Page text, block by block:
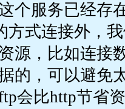
个服务已经存
方式连接外，
源，比如连接
的，可以避免
会比http节省